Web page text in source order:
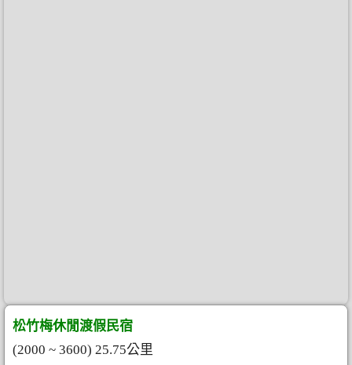
松竹梅休閒渡假民宿
(2000 ~ 3600) 25.75公里